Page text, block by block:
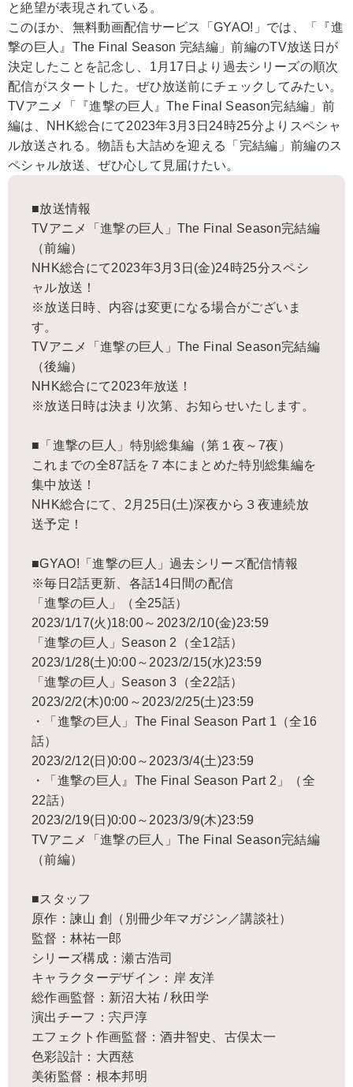
と絶望が表現されている。
このほか、無料動画配信サービス「GYAO!」では、「『進
撃の巨人』The Final Season 完結編」前編のTV放送日が
決定したことを記念し、1月17日より過去シリーズの順次
配信がスタートした。ぜひ放送前にチェックしてみたい。
TVアニメ「『進撃の巨人』The Final Season完結編」前
編は、NHK総合にて2023年3月3日24時25分よりスペシャ
ル放送される。物語も大詰めを迎える「完結編」前編のス
ペシャル放送、ぜひ心して見届けたい。
■放送情報
TVアニメ「進撃の巨人」The Final Season完結編
（前編）
NHK総合にて2023年3月3日(金)24時25分スペシ
ャル放送！
※放送日時、内容は変更になる場合がございま
す。
TVアニメ「進撃の巨人」The Final Season完結編
（後編）
NHK総合にて2023年放送！
※放送日時は決まり次第、お知らせいたします。
■「進撃の巨人」特別総集編（第１夜～7夜）
これまでの全87話を７本にまとめた特別総集編を
集中放送！
NHK総合にて、2月25日(土)深夜から３夜連続放
送予定！
■GYAO!「進撃の巨人」過去シリーズ配信情報
※毎日2話更新、各話14日間の配信
「進撃の巨人」（全25話）
2023/1/17(火)18:00～2023/2/10(金)23:59
「進撃の巨人」Season 2（全12話）
2023/1/28(土)0:00～2023/2/15(水)23:59
「進撃の巨人」Season 3（全22話）
2023/2/2(木)0:00～2023/2/25(土)23:59
・「進撃の巨人」The Final Season Part 1（全16
話）
2023/2/12(日)0:00～2023/3/4(土)23:59
・「進撃の巨人』The Final Season Part 2」（全
22話）
2023/2/19(日)0:00～2023/3/9(木)23:59
TVアニメ「進撃の巨人」The Final Season完結編
（前編）
■スタッフ
原作：諫山 創（別冊少年マガジン／講談社）
監督：林祐一郎
シリーズ構成：瀬古浩司
キャラクターデザイン：岸 友洋
総作画監督：新沼大祐 / 秋田学
演出チーフ：宍戸淳
エフェクト作画監督：酒井智史、古俣太一
色彩設計：大西慈
美術監督：根本邦明